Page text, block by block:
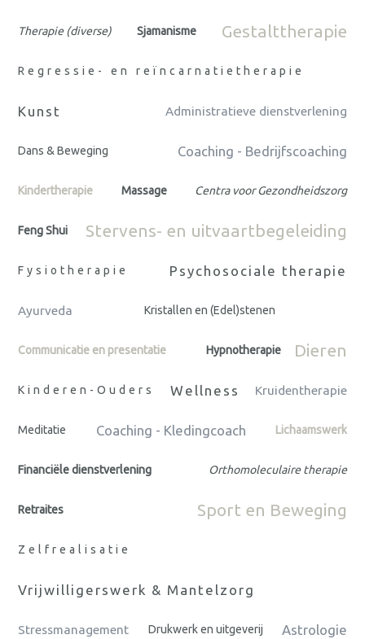
Therapie (diverse) Sjamanisme Gestalttherapie
Regressie- en reïncarnatietherapie
Kunst Administratieve dienstverlening
Dans & Beweging Coaching - Bedrijfscoaching
Kindertherapie Massage Centra voor Gezondheidszorg
Feng Shui Stervens- en uitvaartbegeleiding
Fysiotherapie Psychosociale therapie
Ayurveda Kristallen en (Edel)stenen
Communicatie en presentatie Hypnotherapie Dieren
Kinderen-Ouders Wellness Kruidentherapie
Meditatie Coaching - Kledingcoach Lichaamswerk
Financiële dienstverlening Orthomoleculaire therapie
Retraites Sport en Beweging
Zelfrealisatie
Vrijwilligerswerk & Mantelzorg
Stressmanagement Drukwerk en uitgeverij Astrologie